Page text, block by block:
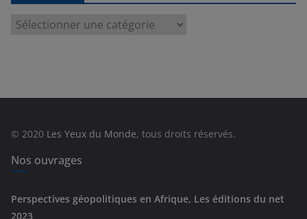
e
s
© 2020 Les Yeux du Monde, tous droits réservés.
Nos ouvrages
Perspectives géopolitiques en Afrique, Les éditions du net
2023